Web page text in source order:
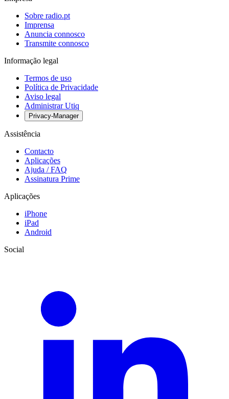
Sobre radio.pt
Imprensa
Anuncia connosco
Transmite connosco
Informação legal
Termos de uso
Política de Privacidade
Aviso legal
Administrar Utiq
Privacy-Manager
Assistência
Contacto
Aplicações
Ajuda / FAQ
Assinatura Prime
Aplicações
iPhone
iPad
Android
Social